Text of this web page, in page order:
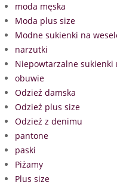
moda męska
Moda plus size
Modne sukienki na
narzutki
Niepowtarzalne sukienki
obuwie
Odzież damska
Odzież plus size
Odzież z denimu
pantone
paski
Piżamy
Plus size